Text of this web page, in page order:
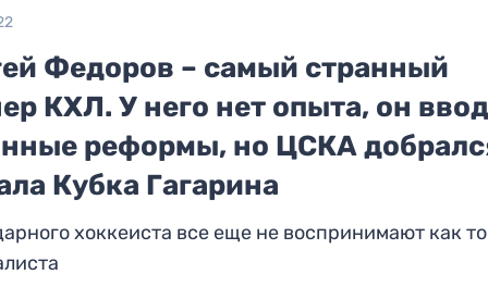
Федоров – самый странный
КХЛ. У него нет опыта, он
реформы, но ЦСКА
Кубка Гагарина
хоккеиста все еще не воспринимают как